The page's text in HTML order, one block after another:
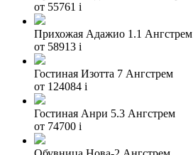
от 55761 i
Прихожая Адажио 1.1 Ангстрем
от 58913 i
Гостиная Изотта 7 Ангстрем
от 124084 i
Гостиная Анри 5.3 Ангстрем
от 74700 i